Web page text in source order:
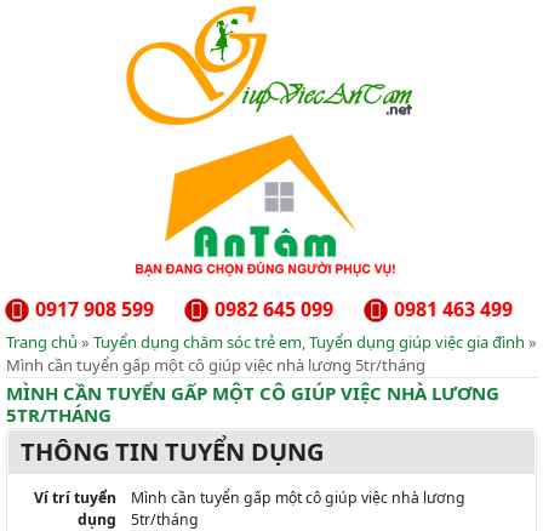
0981 463 499
0982 645 099
0917 908 599
Trang chủ » Tuyển dụng chăm sóc trẻ em,Tuyển dụng giúp việc gia đình »
Mình cần tuyển gấp một cô giúp việc nhà lương 5tr/tháng
MÌNH CẦN TUYỂN GẤP MỘT CÔ GIÚP VIỆC NHÀ LƯƠNG
5TR/THÁNG
THÔNG TIN TUYỂN DỤNG
Ví trí tuyển
dụng
Mình cần tuyển gấp một cô giúp việc nhà lương
5tr/tháng